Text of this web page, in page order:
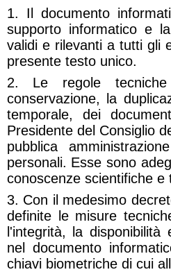
1. Il documento
supporto informatico e
validi e rilevanti a tutti gli
presente testo unico.
2. Le regole
conservazione, la
temporale, dei
Presidente del Consiglio
pubblica
personali. Esse sono
conoscenze scientifiche
3. Con il medesimo
definite le misure
l'integrità, la
nel documento
chiavi biometriche di cui